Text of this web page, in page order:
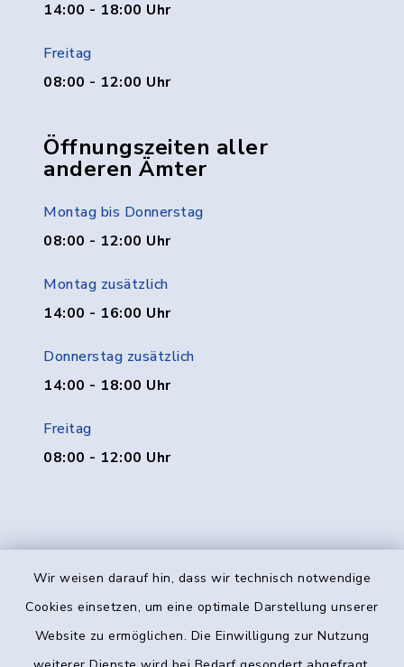
Wir weisen darauf hin, dass wir technisch notwendige
Cookies einsetzen, um eine optimale Darstellung unserer
Website zu ermöglichen. Die Einwilligung zur Nutzung
14:00 - 18:00 Uhr
Freitag
08:00 - 12:00 Uhr
Öffnungszeiten aller
anderen Ämter
Montag bis Donnerstag
08:00 - 12:00 Uhr
Montag zusätzlich
14:00 - 16:00 Uhr
Donnerstag zusätzlich
14:00 - 18:00 Uhr
Freitag
08:00 - 12:00 Uhr
Kontakt